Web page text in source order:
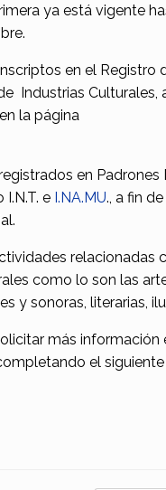
ya está vigente
en el Registro
Industrias
la página
en Padrones
e I.NA.MU., a fin
relacionadas
como lo son las
y sonoras, literarias,
más información
el